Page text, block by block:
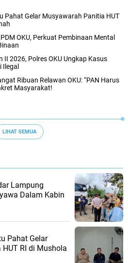
Pahat Gelar Musyawarah Panitia HUT
OKU, Perkuat Pembinaan Mental
II 2026, Polres OKU Ungkap Kasus
Ilegal
Ribuan Relawan OKU: “PAN Harus
Masyarakat!
LIHAT SEMUA
Lampung
Dalam Kabin
Pahat Gelar
RI di Mushola